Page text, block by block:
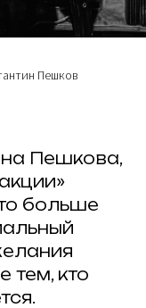
Пешков
Пешкова,
больше
тем, кто